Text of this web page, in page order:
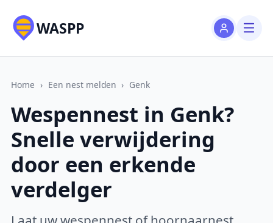
WASPP
Home › Een nest melden › Genk
Wespennest in Genk?
Snelle verwijdering
door een erkende
verdelger